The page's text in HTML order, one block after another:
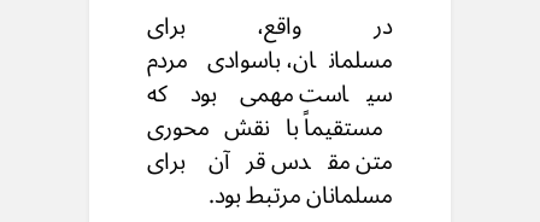
در واقع، برای
مسلمانان،باسوادی مردم
سیاست مهمی بود که
مستقیماًبا نقش محوری
متن مقدس قرآن برای
مسلمانان مرتبط بود.